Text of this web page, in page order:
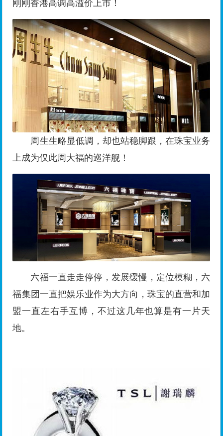
刚刚香港高调高溢价上市！
周生生略显低调，却也站稳脚跟，在珠宝业务
上成为仅此周大福的巡洋舰！
六福一直走走停停，发展缓慢，定位模糊，六
福集团一直把娱乐业作为大方向，珠宝的直营和加
盟一直左右手互博，不过这几年也算是有一片天
地。